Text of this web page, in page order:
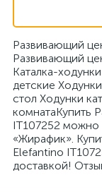
Развивающий
Развивающий
Каталка-
детские
стол Ходунки
комнатаКупить
IT107252 можно
«Жирафик».
Elefantino
доставкой!